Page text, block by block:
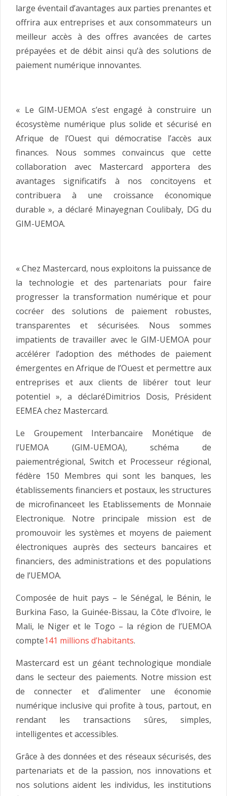
large éventail d’avantages aux parties prenantes et
offrira aux entreprises et aux consommateurs un
meilleur accès à des offres avancées de cartes
prépayées et de débit ainsi qu’à des solutions de
paiement numérique innovantes.
« Le GIM-UEMOA s’est engagé à construire un
écosystème numérique plus solide et sécurisé en
Afrique de l’Ouest qui démocratise l’accès aux
finances. Nous sommes convaincus que cette
collaboration avec Mastercard apportera des
avantages significatifs à nos concitoyens et
contribuera à une croissance économique
durable », a déclaré Minayegnan Coulibaly, DG du
GIM-UEMOA.
« Chez Mastercard, nous exploitons la puissance de
la technologie et des partenariats pour faire
progresser la transformation numérique et pour
cocréer des solutions de paiement robustes,
transparentes et sécurisées. Nous sommes
impatients de travailler avec le GIM-UEMOA pour
accélérer l’adoption des méthodes de paiement
émergentes en Afrique de l’Ouest et permettre aux
entreprises et aux clients de libérer tout leur
potentiel », a déclaréDimitrios Dosis, Président
EEMEA chez Mastercard.
Le Groupement Interbancaire Monétique de
l’UEMOA (GIM-UEMOA), schéma de
paiementrégional, Switch et Processeur régional,
fédère 150 Membres qui sont les banques, les
établissements financiers et postaux, les structures
de microfinanceet les Etablissements de Monnaie
Electronique. Notre principale mission est de
promouvoir les systèmes et moyens de paiement
électroniques auprès des secteurs bancaires et
financiers, des administrations et des populations
de l’UEMOA.
Composée de huit pays – le Sénégal, le Bénin, le
Burkina Faso, la Guinée-Bissau, la Côte d’Ivoire, le
Mali, le Niger et le Togo – la région de l’UEMOA
compte141 millions d’habitants.
Mastercard est un géant technologique mondiale
dans le secteur des paiements. Notre mission est
de connecter et d’alimenter une économie
numérique inclusive qui profite à tous, partout, en
rendant les transactions sûres, simples,
intelligentes et accessibles.
Grâce à des données et des réseaux sécurisés, des
partenariats et de la passion, nos innovations et
nos solutions aident les individus, les institutions